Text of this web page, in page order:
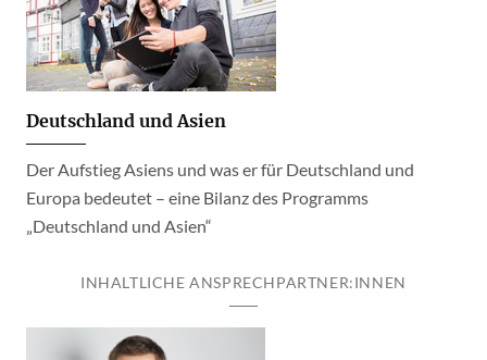
Deutschland und Asien
Der Aufstieg Asiens und was er für Deutschland und
Europa bedeutet – eine Bilanz des Programms
„Deutschland und Asien“
INHALTLICHE ANSPRECHPARTNER:INNEN